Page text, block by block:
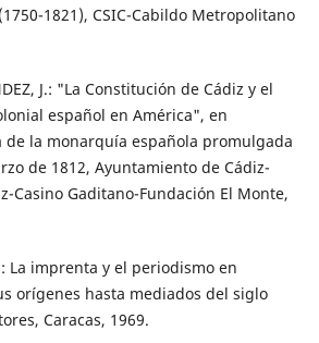
1821), CSIC-Cabildo Metropolitano
J.: "La Constitución de Cádiz y el
español en América", en
la monarquía española promulgada
de 1812, Ayuntamiento de Cádiz-
Casino Gaditano-Fundación El Monte,
La imprenta y el periodismo en
orígenes hasta mediados del siglo
Caracas, 1969.